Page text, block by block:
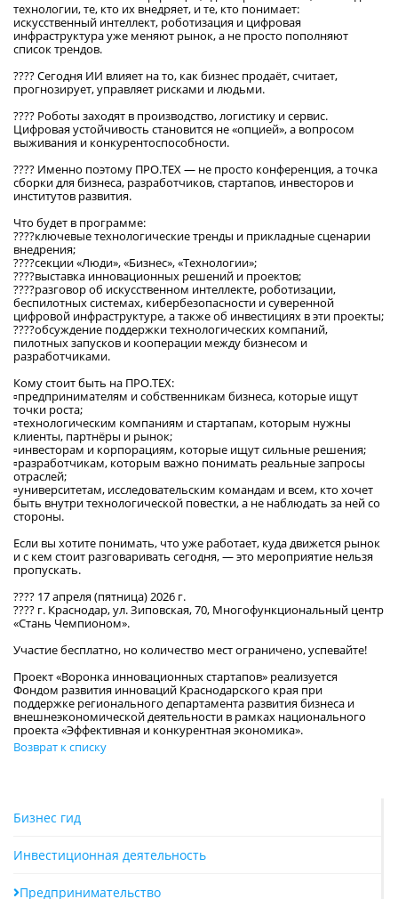
Бизнес гид
Инвестиционная деятельность
Предпринимательство
технологии, те, кто их внедряет, и те, кто понимает:
искусственный интеллект, роботизация и цифровая
инфраструктура уже меняют рынок, а не просто пополняют
список трендов.
???? Сегодня ИИ влияет на то, как бизнес продаёт, считает,
прогнозирует, управляет рисками и людьми.
???? Роботы заходят в производство, логистику и сервис.
Цифровая устойчивость становится не «опцией», а вопросом
выживания и конкурентоспособности.
???? Именно поэтому ПРО.ТЕХ — не просто конференция, а точка
сборки для бизнеса, разработчиков, стартапов, инвесторов и
институтов развития.
Что будет в программе:
????ключевые технологические тренды и прикладные сценарии
внедрения;
????секции «Люди», «Бизнес», «Технологии»;
????выставка инновационных решений и проектов;
????разговор об искусственном интеллекте, роботизации,
беспилотных системах, кибербезопасности и суверенной
цифровой инфраструктуре, а также об инвестициях в эти проекты;
????обсуждение поддержки технологических компаний,
пилотных запусков и кооперации между бизнесом и
разработчиками.
Кому стоит быть на ПРО.ТЕХ:
▫️предпринимателям и собственникам бизнеса, которые ищут
точки роста;
▫️технологическим компаниям и стартапам, которым нужны
клиенты, партнёры и рынок;
▫️инвесторам и корпорациям, которые ищут сильные решения;
▫️разработчикам, которым важно понимать реальные запросы
отраслей;
▫️университетам, исследовательским командам и всем, кто хочет
быть внутри технологической повестки, а не наблюдать за ней со
стороны.
Если вы хотите понимать, что уже работает, куда движется рынок
и с кем стоит разговаривать сегодня, — это мероприятие нельзя
пропускать.
???? 17 апреля (пятница) 2026 г.
???? г. Краснодар, ул. Зиповская, 70, Многофункциональный центр
«Стань Чемпионом».
Участие бесплатно, но количество мест ограничено, успевайте!
Проект «Воронка инновационных стартапов» реализуется
Фондом развития инноваций Краснодарского края при
поддержке регионального департамента развития бизнеса и
внешнеэкономической деятельности в рамках национального
проекта «Эффективная и конкурентная экономика».
Возврат к списку